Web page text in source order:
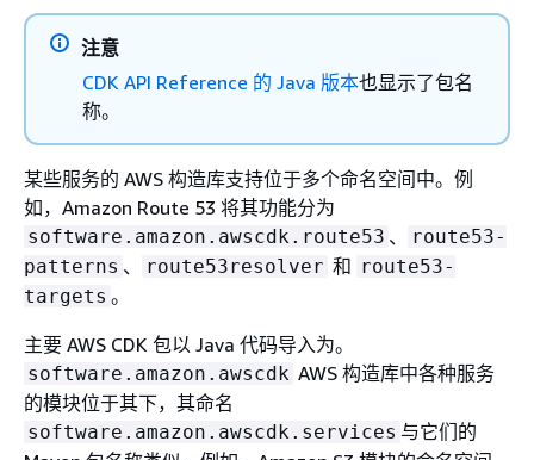
注意
CDK API Reference 的 Java 版本也显示了包名
称。
某些服务的 AWS 构造库支持位于多个命名空间中。例
如，Amazon Route 53 将其功能分为
software.amazon.awscdk.route53 、
route53-
patterns 、 route53resolver 和 route53-
targets 。
主要 AWS CDK 包以 Java 代码导入为。
software.amazon.awscdk AWS 构造库中各种服务
的模块位于其下，其命名
software.amazon.awscdk.services 与它们的